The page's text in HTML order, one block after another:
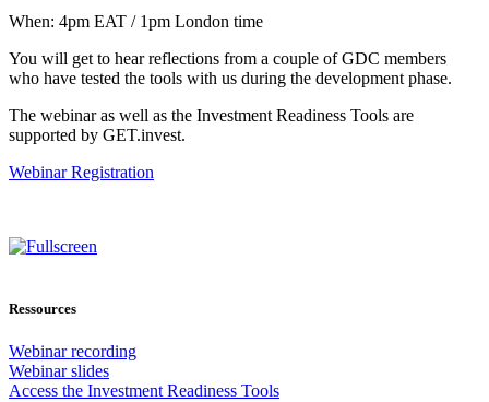
When: 4pm EAT / 1pm London time
You will get to hear reflections from a couple of GDC members
who have tested the tools with us during the development phase.
The webinar as well as the Investment Readiness Tools are
supported by GET.invest.
Webinar Registration
Ressources
Webinar recording
Webinar slides
Access the Investment Readiness Tools